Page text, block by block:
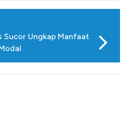
Sucor Ungkap Manfaat